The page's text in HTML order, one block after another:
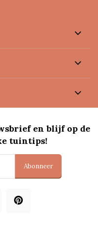
en blijf op de
tuintips!
Abonneer